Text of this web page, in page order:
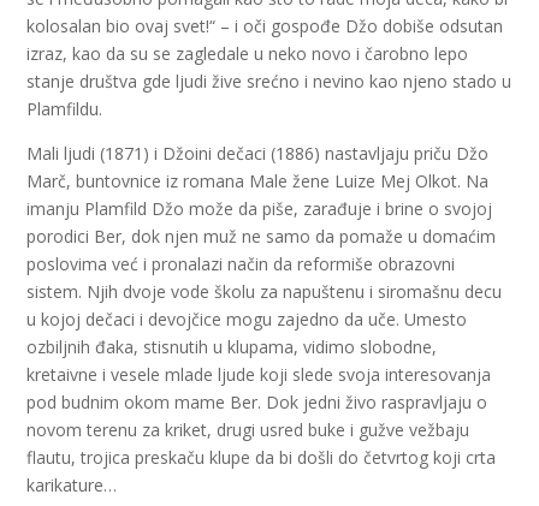
kolosalan bio ovaj svet!“ – i oči gospođe Džo dobiše odsutan
izraz, kao da su se zagledale u neko novo i čarobno lepo
stanje društva gde ljudi žive srećno i nevino kao njeno stado u
Plamfildu.
Mali ljudi (1871) i Džoini dečaci (1886) nastavljaju priču Džo
Marč, buntovnice iz romana Male žene Luize Mej Olkot. Na
imanju Plamfild Džo može da piše, zarađuje i brine o svojoj
porodici Ber, dok njen muž ne samo da pomaže u domaćim
poslovima već i pronalazi način da reformiše obrazovni
sistem. Njih dvoje vode školu za napuštenu i siromašnu decu
u kojoj dečaci i devojčice mogu zajedno da uče. Umesto
ozbiljnih đaka, stisnutih u klupama, vidimo slobodne,
kretaivne i vesele mlade ljude koji slede svoja interesovanja
pod budnim okom mame Ber. Dok jedni živo raspravljaju o
novom terenu za kriket, drugi usred buke i gužve vežbaju
flautu, trojica preskaču klupe da bi došli do četvrtog koji crta
karikature…